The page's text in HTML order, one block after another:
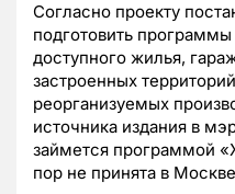
Согласно проекту
подготовить программы
доступного жилья,
застроенных
реорганизуемых
источника издания в
займется программой
пор не принята в